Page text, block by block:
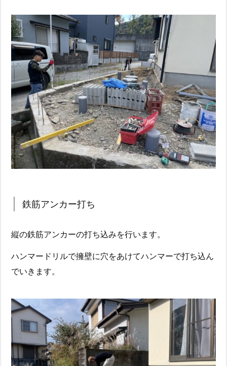
鉄筋アンカー打ち
縦の鉄筋アンカーの打ち込みを行います。
ハンマードリルで擁壁に穴をあけてハンマーで打ち込ん
でいきます。